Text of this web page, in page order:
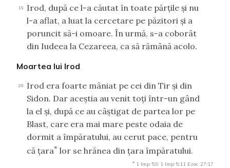
19
Irod, după ce l-a căutat în toate părţile şi nu
l-a aflat, a luat la cercetare pe păzitori şi a
poruncit să-i omoare. În urmă, s-a coborât
din Iudeea la Cezareea, ca să rămână acolo.
Moartea lui Irod
20
Irod era foarte mâniat pe cei din Tir şi din
Sidon. Dar aceştia au venit toţi într-un gând
la el şi, după ce au câştigat de partea lor pe
Blast, care era mai mare peste odaia de
dormit a împăratului, au cerut pace, pentru
că ţara* lor se hrănea din ţara împăratului.
* 1 Imp 5:9 1 Imp 5:11 Ezec 27:17